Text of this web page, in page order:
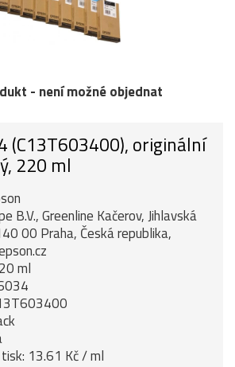
- není možné objednat
(C13T603400), originální
220 ml
B.V., Greenline Kačerov, Jihlavská
00 Praha, Česká republika,
ml
13.61 Kč / ml